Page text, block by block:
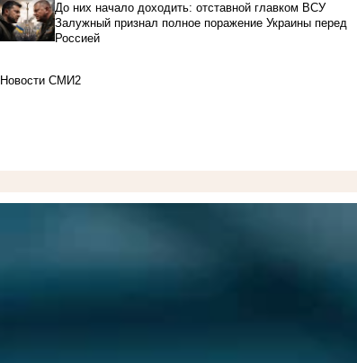
До них начало доходить: отставной главком ВСУ
Залужный признал полное поражение Украины перед
Россией
Новости СМИ2